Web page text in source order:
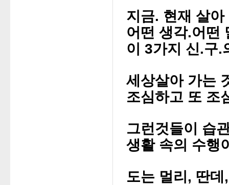
지금. 현재 살아
어떤 생각.어떤
이 3가지 신.구.
세상살아 가는
조심하고 또 조
그런것들이 습
생활 속의 수행
도는 멀리, 딴